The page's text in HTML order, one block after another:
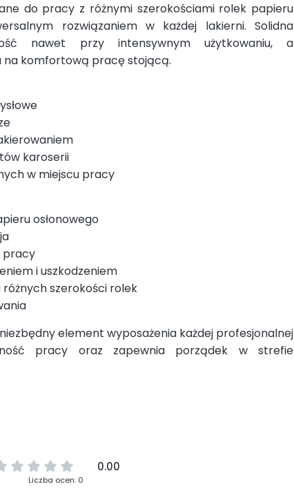
do pracy z różnymi szerokościami rolek papieru
rozwiązaniem w każdej lakierni. Solidna
nawet przy intensywnym użytkowaniu, a
na komfortową pracę stojącą.
karoserii
w miejscu pracy
osłonowego
pracy
i uszkodzeniem
szerokości rolek
element wyposażenia każdej profesjonalnej
pracy oraz zapewnia porządek w strefie
0.00
Liczba ocen: 0